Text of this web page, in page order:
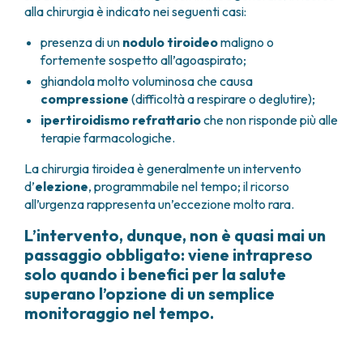
alla chirurgia è indicato nei seguenti casi:
presenza di un nodulo tiroideomaligno o
fortemente sospetto all’agoaspirato;
ghiandola molto voluminosa che causa
compressione (difficoltà a respirare o deglutire);
ipertiroidismo refrattarioche non risponde più alle
terapie farmacologiche.
La chirurgia tiroidea è generalmente un intervento
d’elezione, programmabile nel tempo; il ricorso
all’urgenza rappresenta un’eccezione molto rara.
L’intervento, dunque, non è quasi mai un
passaggio obbligato: viene intrapreso
solo quando i benefici per la salute
superano l’opzione di un semplice
monitoraggio nel tempo.